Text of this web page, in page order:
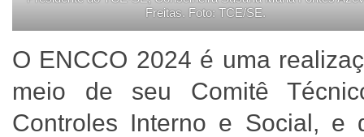
Freitas. Foto: TCE/SE.
O ENCCO 2024 é uma
meio de seu Comitê
Controles Interno e Social, e